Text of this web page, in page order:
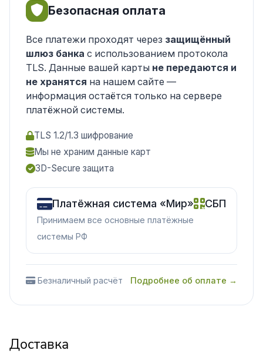
Безопасная оплата
Все платежи проходят через защищённый
шлюз банка с использованием протокола
TLS. Данные вашей карты не передаются и
не хранятся на нашем сайте —
информация остаётся только на сервере
платёжной системы.
TLS 1.2/1.3 шифрование
Мы не храним данные карт
3D-Secure защита
Платёжная система «Мир» СБП
Принимаем все основные платёжные
системы РФ
Безналичный расчёт Подробнее об оплате →
Доставка